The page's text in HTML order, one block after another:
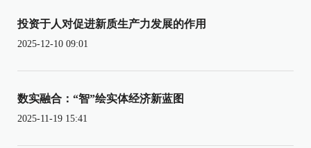
投资于人对促进新质生产力发展的作用
2025-12-10 09:01
数实融合：“智”绘实体经济新蓝图
2025-11-19 15:41